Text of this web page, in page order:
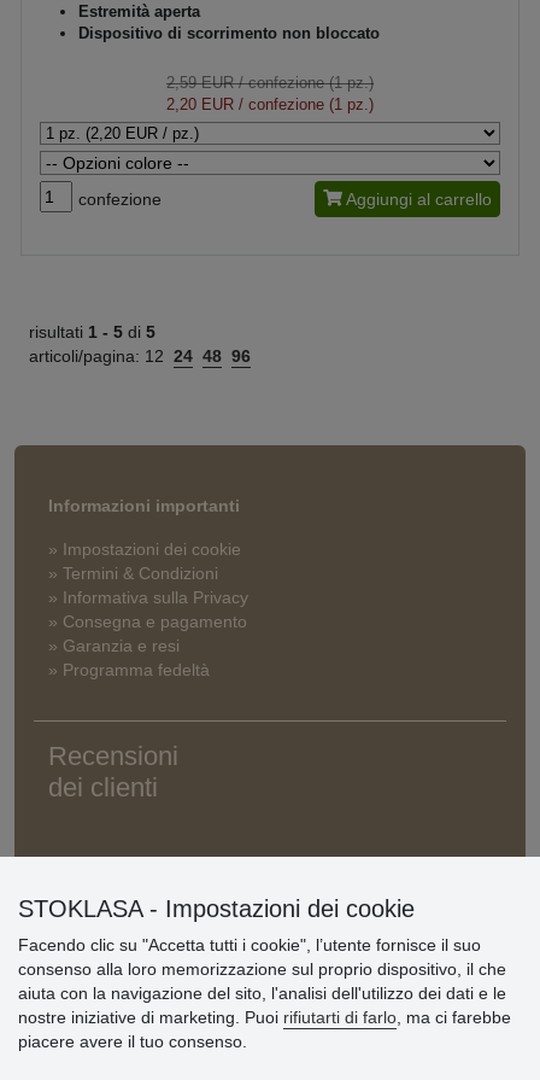
Estremità aperta
Dispositivo di scorrimento non bloccato
2,59 EUR/ confezione (1 pz.)
2,20 EUR / confezione (1 pz.)
confezione Aggiungi al carrello
risultati 1 - 5 di 5
articoli/pagina: 12 24 48 96
Informazioni importanti
» Impostazioni dei cookie
» Termini & Condizioni
» Informativa sulla Privacy
» Consegna e pagamento
» Garanzia e resi
» Programma fedeltà
Recensioni
dei clienti
STOKLASA - Impostazioni dei cookie
Facendo clic su "Accetta tutti i cookie", l’utente fornisce il suo
consenso alla loro memorizzazione sul proprio dispositivo, il che
aiuta con la navigazione del sito, l'analisi dell'utilizzo dei dati e le
nostre iniziative di marketing. Puoi rifiutarti di farlo , ma ci farebbe
piacere avere il tuo consenso.